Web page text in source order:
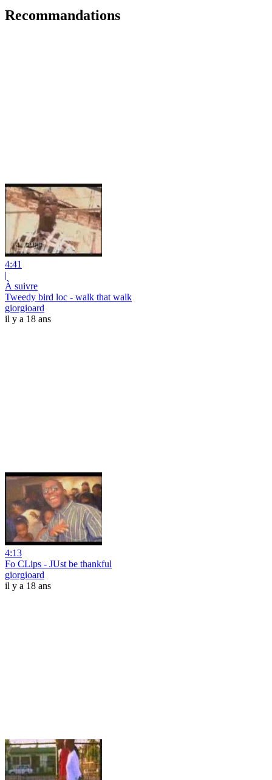
Recommandations
4:41
|
À suivre
Tweedy bird loc - walk that walk
giorgioard
il y a 18 ans
4:13
Fo CLips - JUst be thankful
giorgioard
il y a 18 ans